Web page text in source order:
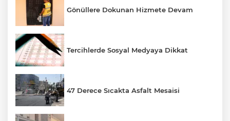
Gönüllere Dokunan Hizmete Devam
Tercihlerde Sosyal Medyaya Dikkat
47 Derece Sıcakta Asfalt Mesaisi